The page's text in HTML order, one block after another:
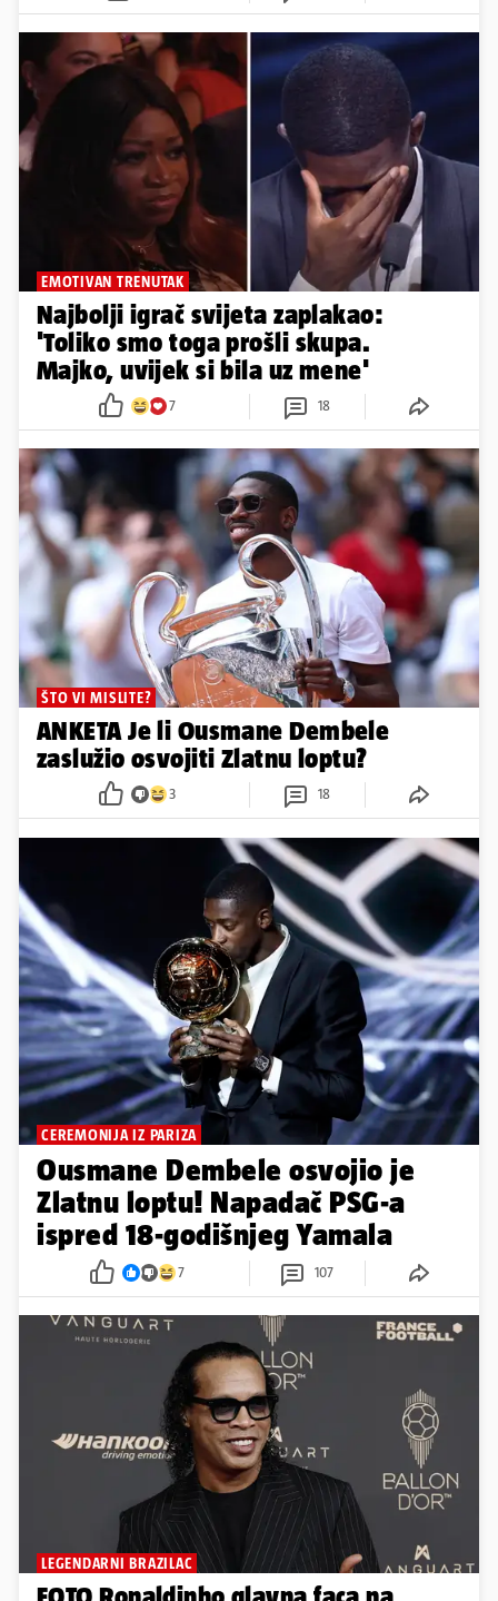
EMOTIVAN TRENUTAK
Najbolji igrač svijeta zaplakao:
'Toliko smo toga prošli skupa.
Majko, uvijek si bila uz mene'
7 18
ŠTO VI MISLITE?
ANKETA Je li Ousmane Dembele
zaslužio osvojiti Zlatnu loptu?
3 18
CEREMONIJA IZ PARIZA
Ousmane Dembele osvojio je
Zlatnu loptu! Napadač PSG-a
ispred 18-godišnjeg Yamala
7 107
LEGENDARNI BRAZILAC